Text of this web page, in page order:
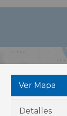
Ver Mapa
Detalles